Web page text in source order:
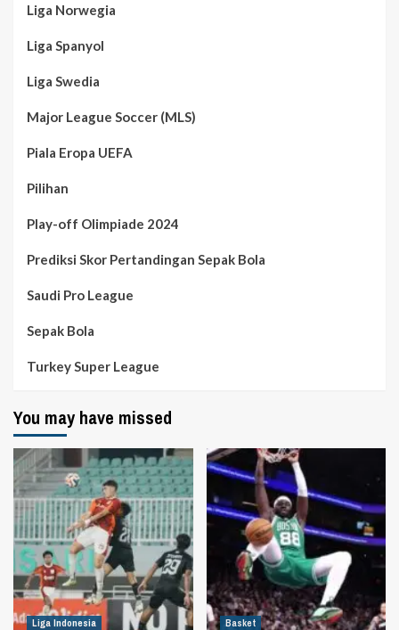
Liga Norwegia
Liga Spanyol
Liga Swedia
Major League Soccer (MLS)
Piala Eropa UEFA
Pilihan
Play-off Olimpiade 2024
Prediksi Skor Pertandingan Sepak Bola
Saudi Pro League
Sepak Bola
Turkey Super League
You may have missed
Liga Indonesia Basket